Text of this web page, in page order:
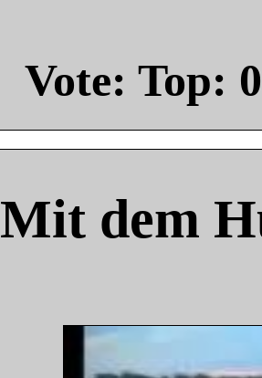
Vote: Top: 0
Mit dem